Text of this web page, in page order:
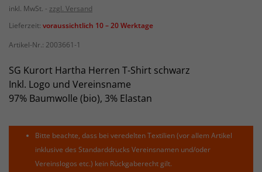
inkl. MwSt.
zzgl. Versand
Lieferzeit: voraussichtlich 10 – 20 Werktage
Artikel-Nr.: 2003661-1
SG Kurort Hartha Herren T-Shirt schwarz
Inkl. Logo und Vereinsname
97% Baumwolle (bio), 3% Elastan
Bitte beachte, dass bei veredelten Textilien (vor allem Artikel
inklusive des Standarddrucks Vereinsnamen und/oder
Vereinslogos etc.) kein Rückgaberecht gilt.